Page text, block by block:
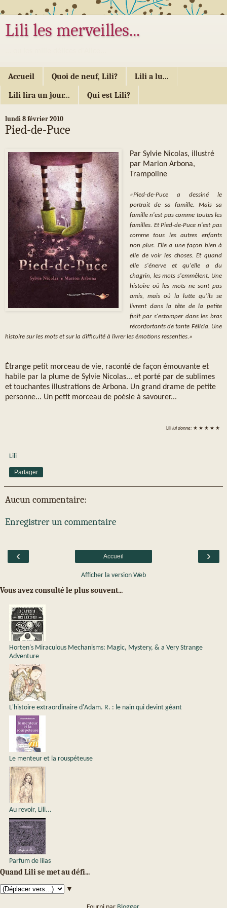
Lili les merveilles...
Accueil Quoi de neuf, Lili? Lili a lu...
Lili lira un jour... Qui est Lili?
lundi 8 février 2010
Pied-de-Puce
Par Sylvie Nicolas, illustré
par Marion Arbona,
Trampoline
«Pied-de-Puce a dessiné le
portrait de sa famille. Mais sa
famille n'est pas comme toutes les
familles. Et Pied-de-Puce n'est pas
comme tous les autres enfants
non plus. Elle a une façon bien à
elle de voir les choses. Et quand
elle s'énerve et qu'elle a du
chagrin, les mots s'emmêlent. Une
histoire où les mots ne sont pas
amis, mais où la lutte qu'ils se
livrent dans la tête de la petite
finit par s'estomper dans les bras
réconfortants de tante Félicia. Une
histoire sur les mots et sur la difficulté à livrer les émotions ressenties.»
Étrange petit morceau de vie, raconté de façon émouvante et
habile par la plume de Sylvie Nicolas... et porté par de sublimes
et touchantes illustrations de Arbona. Un grand drame de petite
personne... Un petit morceau de poésie à savourer...
Lililui donne: ★ ★ ★ ★ ★
Lili
Partager
Aucun commentaire:
Enregistrer un commentaire
‹ ›
Accueil
Afficher la version Web
Vous avez consulté le plus souvent...
Horten's Miraculous Mechanisms: Magic, Mystery, & a Very Strange
Adventure
L'histoire extraordinaire d'Adam. R. : le nain qui devint géant
Le menteur et la rouspéteuse
Au revoir, Lili...
Parfum de lilas
Quand Lili se met au défi...
▼